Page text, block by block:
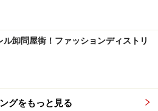
ル卸問屋街！ファッションディストリ
グをもっと見る